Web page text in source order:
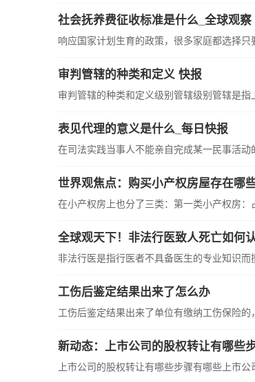
社会抚养费征收标准是什么_全球观察
响应国家计划生育的政策，很多家庭都选择只
审判管辖的种类和定义 快报
审判管辖的种类和定义级别管辖级别管辖是指
表见代理的意义是什么_每日快报
在司法实践当事人不能亲自完成某一民事活动
世界观焦点：购买小产权房屋存在哪
在小产权房上也分了三类：第一类小产权房：
全球观天下！非法行医致人死亡如何
非法行医是指行医者不具备医生的专业知识而
工伤后鉴定结果出来了怎么办
工伤后鉴定结果出来了单位有缴纳工伤保险的
新动态：上市公司的股权转让有哪些
上市公司的股权转让有哪些步骤有哪些上市公